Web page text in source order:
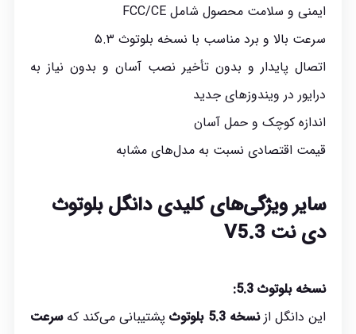
ایمنی و سلامت محصول شامل FCC/CE
سرعت بالا و برد مناسب با نسخه بلوتوث ۵.۳
اتصال پایدار و بدون تأخیر نصب آسان و بدون نیاز به
درایور در ویندوزهای جدید
اندازه کوچک و حمل آسان
قیمت اقتصادی نسبت به مدل‌های مشابه
سایر ویژگی‌های کلیدی دانگل بلوتوث
دی نت V5.3
نسخه بلوتوث 5.3:
این دانگل ازنسخه 5.3 بلوتوث پشتیبانی می‌کند کهسرعت